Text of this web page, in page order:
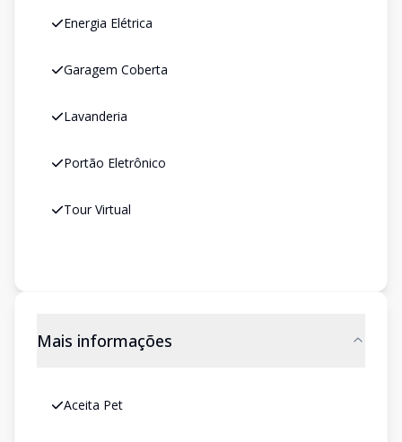
Energia Elétrica
Garagem Coberta
Lavanderia
Portão Eletrônico
Tour Virtual
Mais informações
Aceita Pet